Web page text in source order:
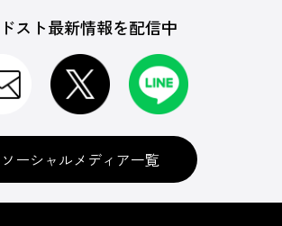
スト最新情報を配信中
ソーシャルメディア一覧